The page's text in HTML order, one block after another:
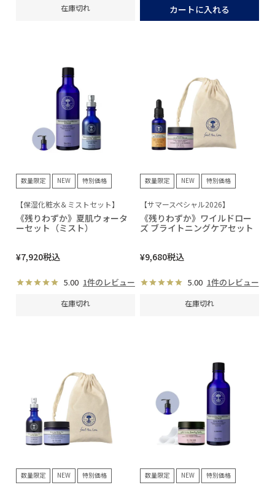
在庫切れ カートに入れる
数量限定 NEW 特別価格
【保湿化粧水＆ミストセット】
《残りわずか》夏肌ウォータ
ーセット（ミスト）
¥7,920税込
5.00 1件のレビュー
在庫切れ
数量限定 NEW 特別価格
【サマースペシャル2026】
《残りわずか》ワイルドロー
ズ ブライトニングケアセット
¥9,680税込
5.00 1件のレビュー
在庫切れ
数量限定 NEW 特別価格 数量限定 NEW 特別価格